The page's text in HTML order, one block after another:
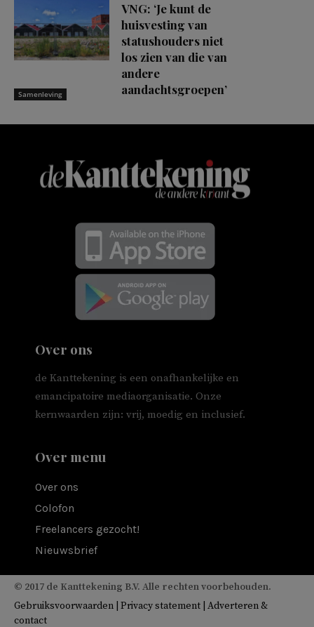
Samenleving
VNG: ‘Je kunt de
huisvesting van
statushouders niet
los zien van die van
andere
aandachtsgroepen’
Over ons
de Kanttekening is een onafhankelijke en
emancipatoire mediaorganisatie. Onze
kernwaarden zijn: vrij, moedig en inclusief.
Over menu
Over ons
Colofon
Freelancers gezocht!
Nieuwsbrief
© 2017 de Kanttekening B.V. Alle rechten voorbehouden.
Gebruiksvoorwaarden Privacy statement Adverteren &
contact